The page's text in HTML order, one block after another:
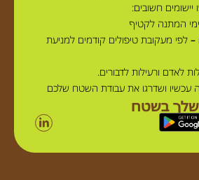
חשובים:
המתנה לקטיף
– לפי מעקובת טיפולים קודמים למניעת
לאדם ורעילות לדבורים.
עכשיו ושדרגו את עבודת השטח שלכם
בשטח